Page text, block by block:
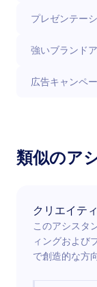
プレゼンテー
強いブランド
広告キャンペ
類似のア
クリエイテ
このアシスタ
ィングおよび
で創造的な方